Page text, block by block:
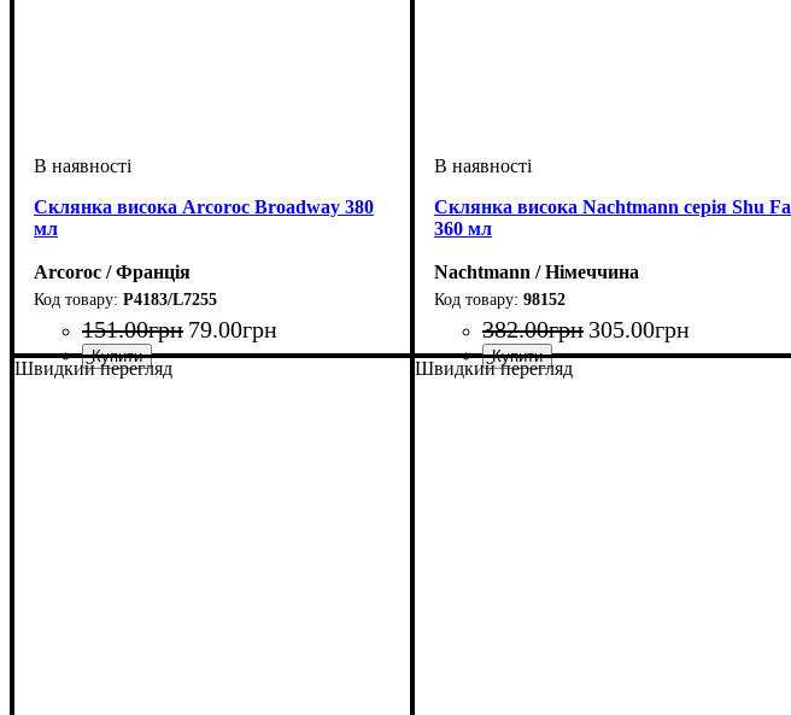
Склянка висока Arcoroc Broadway 380
мл
Arcoroc / Франція
P4183/L7255
151.00грн 79.00грн
Склянка висока Nachtmann серія Shu Fa
360 мл
Nachtmann / Німеччина
98152
382.00грн 305.00грн
Швидкий перегляд Швидкий перегляд